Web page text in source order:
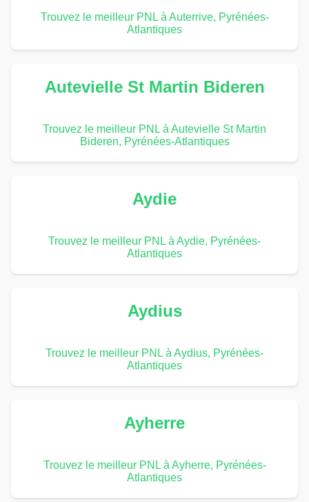
Trouvez le meilleur PNL à Auterrive, Pyrénées-
Atlantiques
Autevielle St Martin Bideren
Trouvez le meilleur PNL à Autevielle St Martin
Bideren, Pyrénées-Atlantiques
Aydie
Trouvez le meilleur PNL à Aydie, Pyrénées-
Atlantiques
Aydius
Trouvez le meilleur PNL à Aydius, Pyrénées-
Atlantiques
Ayherre
Trouvez le meilleur PNL à Ayherre, Pyrénées-
Atlantiques